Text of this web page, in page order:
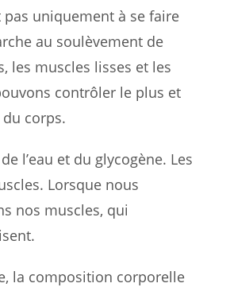
uniquement à se faire
au soulèvement de
les muscles lisses et les
contrôler le plus et
corps.
l’eau et du glycogène. Les
Lorsque nous
nos muscles, qui
la composition corporelle